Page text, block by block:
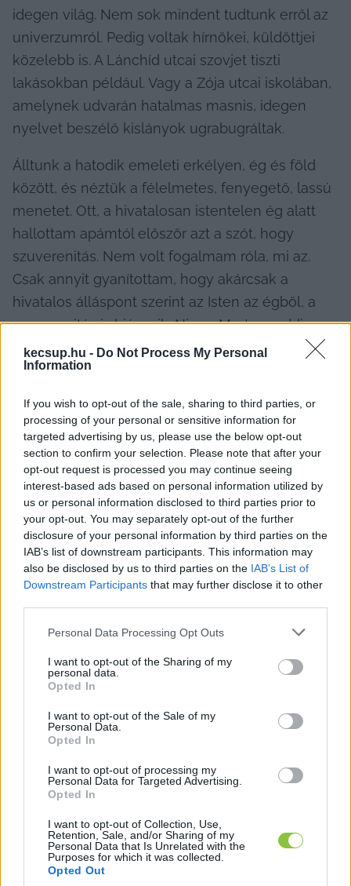
kecsup.hu - Do Not Process My Personal
Information
If you wish to opt-out of the sale, sharing to third parties, or
processing of your personal or sensitive information for
targeted advertising by us, please use the below opt-out
section to confirm your selection. Please note that after your
opt-out request is processed you may continue seeing
interest-based ads based on personal information utilized by
us or personal information disclosed to third parties prior to
your opt-out. You may separately opt-out of the further
disclosure of your personal information by third parties on the
IAB’s list of downstream participants. This information may
also be disclosed by us to third parties on the IAB’s List of
Downstream Participants that may further disclose it to other
Please note that this website/app uses one or more Google
not limited to your visit or usage behaviour. You may click to
grant or deny consent to Google and its third-party tags to
use your data for below specified purposes in below Google
consent section.
Personal Data Processing Opt Outs
I want to opt-out of the Sharing of my
personal data.
Opted In
I want to opt-out of the Sale of my
Personal Data.
Opted In
I want to opt-out of processing my
Personal Data for Targeted Advertising.
Opted In
I want to opt-out of Collection, Use,
Retention, Sale, and/or Sharing of my
Personal Data that Is Unrelated with the
Purposes for which it was collected.
Opted Out
idegen világ. Nem sok mindent tudtunk erről az
univerzumról. Pedig voltak hírnökei, küldöttjei
közelebb is. A Lánchíd utcai szovjet tiszti
lakásokban például. Vagy a Zója utcai iskolában,
amelynek udvarán hatalmas masnis, idegen
nyelvet beszélő kislányok ugrabugráltak.
Álltunk a hatodik emeleti erkélyen, ég és föld
között, és néztük a félelmetes, fenyegető, lassú
menetet. Ott, a hivatalosan istentelen ég alatt
hallottam apámtól először azt a szót, hogy
szuverenitás. Nem volt fogalmam róla, mi az.
Csak annyit gyanítottam, hogy akárcsak a
hivatalos álláspont szerint az Isten az égből, a
szuverenitás is hiányzik. Nincs. Mert ameddig
titokzatos, ismeretlen idegen világok dübörgő
menetoszlopai vonulnak el alattunk oda-vissza,
Aztán később, amikor már valamivel nagyobb
lettem, és a menetoszlopokat alkotó harci
járművek szállító vagonokra kerültek, és
negyven évi ideiglenes itt tartózkodás után
végre nem vonultak többet fenyegető
lassúsággal a Nyíri erdő felé, már többet
kezdtem sejteni erről a nem kevésbé rejtélyes
fogalomról. A szuverenitásról. Azt kezdtem róla
sejteni, hogy valami kifinomult módon olyan
gyönyörű szavakkal függ össze, mint a
szabadság meg a függetlenség. Hogy szuverén
az az ország, az a nemzet, az az egyén, akinek
határozhat a sorsa felől.
HIRDETÉS